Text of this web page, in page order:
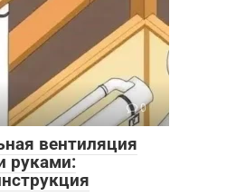
0
вентиляция
руками: